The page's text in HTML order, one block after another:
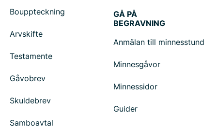
Bouppteckning
Arvskifte
Testamente
Gåvobrev
Skuldebrev
Samboavtal
GÅ PÅ
BEGRAVNING
Anmälan till minnesstund
Minnesgåvor
Minnessidor
Guider